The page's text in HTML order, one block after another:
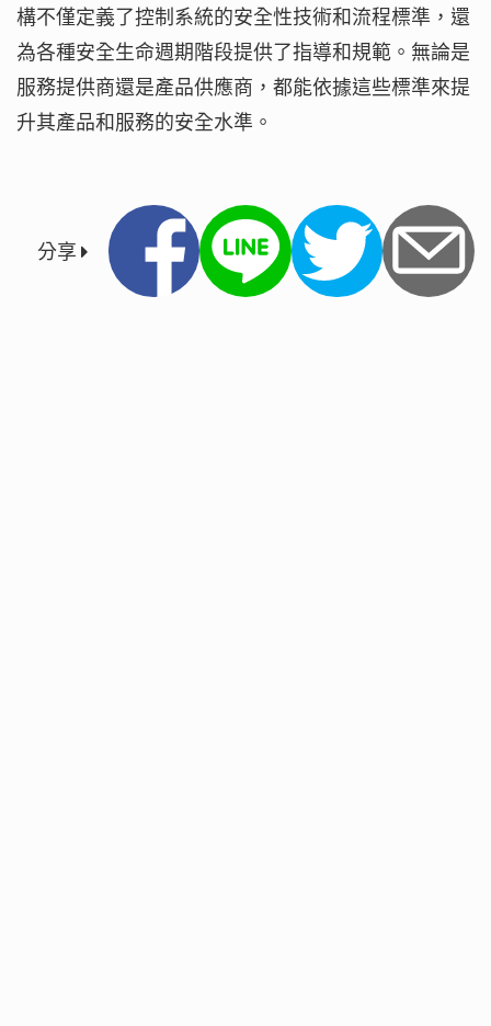
構不僅定義了控制系統的安全性技術和流程標準，還
為各種安全生命週期階段提供了指導和規範。無論是
服務提供商還是產品供應商，都能依據這些標準來提
升其產品和服務的安全水準。
分享